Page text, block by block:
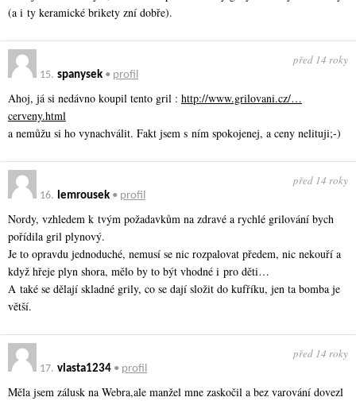
(a i ty keramické brikety zní dobře).
15. spanysek • profil
před 14 roky
Ahoj, já si nedávno koupil tento gril : http://www.grilovani.cz/…
cerveny.html
a nemůžu si ho vynachválit. Fakt jsem s ním spokojenej, a ceny nelituji;-)
16. lemrousek • profil
před 14 roky
Nordy, vzhledem k tvým požadavkům na zdravé a rychlé grilování bych
pořídila gril plynový.
Je to opravdu jednoduché, nemusí se nic rozpalovat předem, nic nekouří a
když hřeje plyn shora, mělo by to být vhodné i pro děti…
A také se dělají skladné grily, co se dají složit do kufříku, jen ta bomba je
větší.
17. vlasta1234 • profil
před 14 roky
Měla jsem zálusk na Webra,ale manžel mne zaskočil a bez varování dovezl